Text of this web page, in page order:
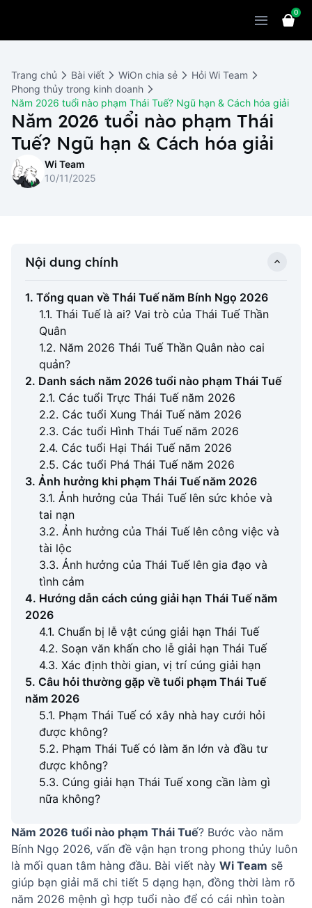
WiOn AI
WiOn Social
WiOn E-commerce
WiOn F&B
Chatbot
Marketing
CRM
Thiết kế website
Thiết bị
Bảng giá
Cùng WiOn
Báo chí
Thông báo
Wi Team
0
Trang chủ Bài viết WiOn chia sẻ
Hỏi Wi Team
Phong thủy trong kinh doanh
Năm 2026 tuổi nào phạm Thái Tuế? Ngũ hạn & Cách hóa giải
Năm 2026 tuổi nào phạm Thái
Tuế? Ngũ hạn & Cách hóa giải
Wi Team
10/11/2025
Nội dung chính
1. Tổng quan về Thái Tuế năm Bính Ngọ 2026
1.1. Thái Tuế là ai? Vai trò của Thái Tuế Thần
Quân
1.2. Năm 2026 Thái Tuế Thần Quân nào cai
quản?
2. Danh sách năm 2026 tuổi nào phạm Thái Tuế
2.1. Các tuổi Trực Thái Tuế năm 2026
2.2. Các tuổi Xung Thái Tuế năm 2026
2.3. Các tuổi Hình Thái Tuế năm 2026
2.4. Các tuổi Hại Thái Tuế năm 2026
2.5. Các tuổi Phá Thái Tuế năm 2026
3. Ảnh hưởng khi phạm Thái Tuế năm 2026
3.1. Ảnh hưởng của Thái Tuế lên sức khỏe và
tai nạn
3.2. Ảnh hưởng của Thái Tuế lên công việc và
tài lộc
3.3. Ảnh hưởng của Thái Tuế lên gia đạo và
tình cảm
4. Hướng dẫn cách cúng giải hạn Thái Tuế năm
2026
4.1. Chuẩn bị lễ vật cúng giải hạn Thái Tuế
4.2. Soạn văn khấn cho lễ giải hạn Thái Tuế
4.3. Xác định thời gian, vị trí cúng giải hạn
5. Câu hỏi thường gặp về tuổi phạm Thái Tuế
năm 2026
5.1. Phạm Thái Tuế có xây nhà hay cưới hỏi
được không?
5.2. Phạm Thái Tuế có làm ăn lớn và đầu tư
được không?
5.3. Cúng giải hạn Thái Tuế xong cần làm gì
nữa không?
Năm 2026 tuổi nào phạm Thái Tuế? Bước vào năm
Bính Ngọ 2026, vấn đề vận hạn trong phong thủy luôn
là mối quan tâm hàng đầu. Bài viết này Wi Team sẽ
giúp bạn giải mã chi tiết 5 dạng hạn, đồng thời làm rõ
năm 2026 mệnh gì hợp tuổi nào để có cái nhìn toàn